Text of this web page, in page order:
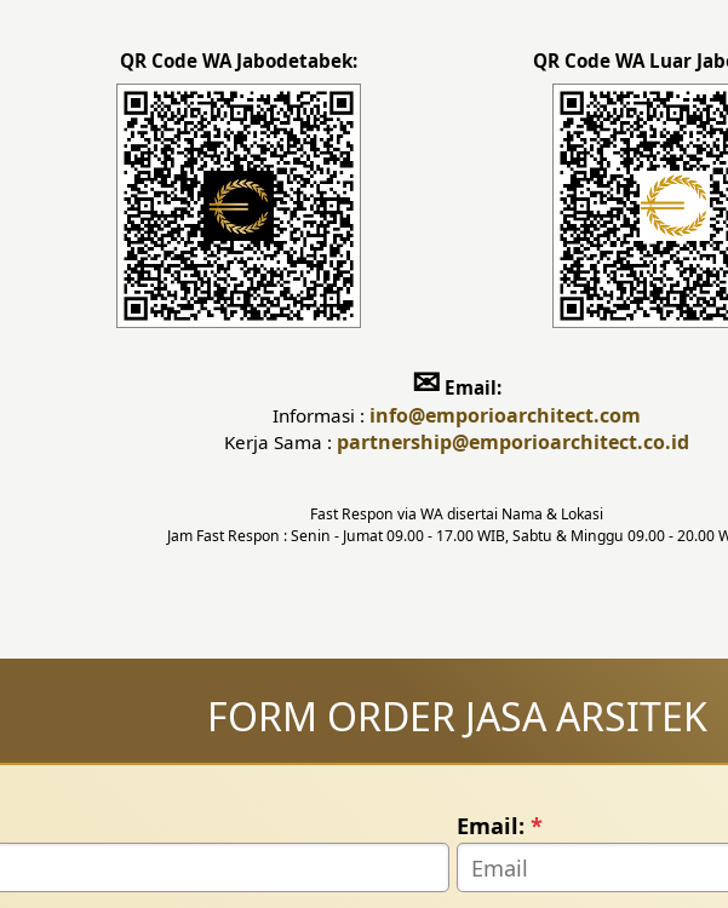
QR Code WA Jabodetabek: QR Code WA Luar
✉ Email:
Informasi : info@emporioarchitect.com
Kerja Sama : partnership@emporioarchitect.co.id
Fast Respon via WA disertai Nama & Lokasi
Jam Fast Respon : Senin - Jumat 09.00 - 17.00 WIB, Sabtu & Minggu 09.00 - 20.00
FORM ORDER JASA ARSITEK
Email: *